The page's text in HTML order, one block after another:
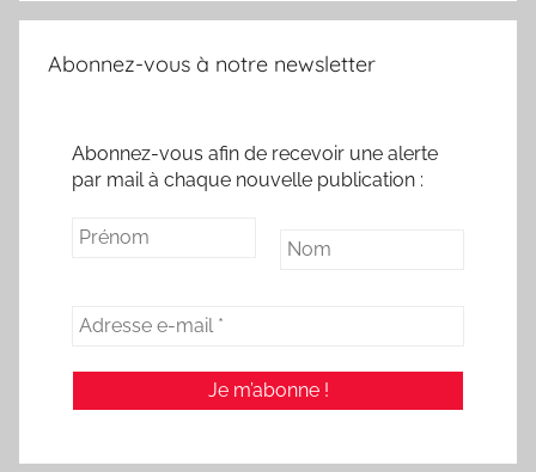
Abonnez-vous à notre newsletter
Abonnez-vous afin de recevoir une alerte
par mail à chaque nouvelle publication :